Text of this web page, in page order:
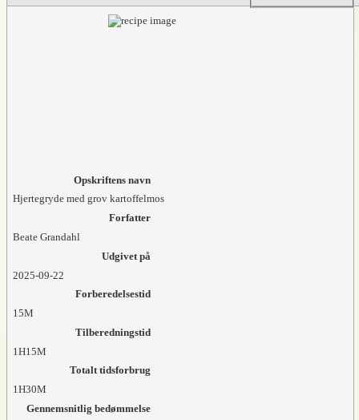
Opskriftens navn
Hjertegryde med grov kartoffelmos
Forfatter
Beate Grandahl
Udgivet på
2025-09-22
Forberedelsestid
15M
Tilberedningstid
1H15M
Totalt tidsforbrug
1H30M
Gennemsnitlig bedømmelse